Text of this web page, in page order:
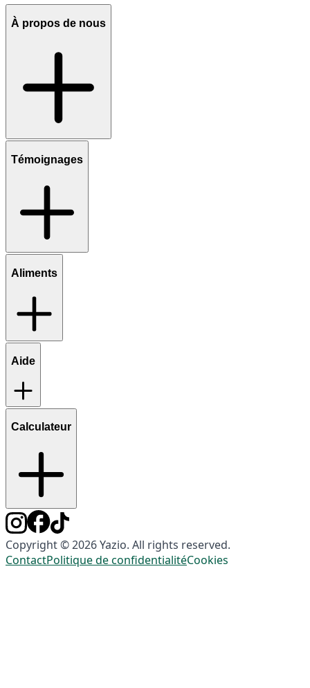
À propos de nous
Témoignages
Aliments
Aide
Calculateur
Copyright © 2026 Yazio. All rights reserved.
ContactPolitique de confidentialitéCookies